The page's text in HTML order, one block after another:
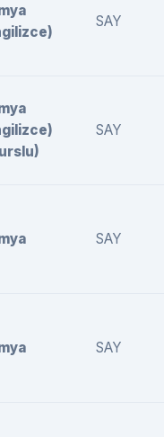
SAY
SAY
SAY
SAY